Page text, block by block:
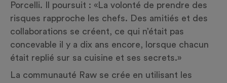
Porcelli. Il poursuit : «La volonté de prendre des
risques rapproche les chefs. Des amitiés et des
collaborations se créent, ce qui n’était pas
concevable il y a dix ans encore,
lorsque chacun
était replié sur sa cuisine et ses secrets.»
La communauté Raw se crée en utilisant les